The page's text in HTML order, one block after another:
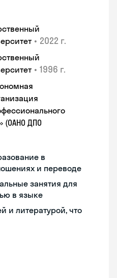
• 2022 г.
• 1996 г.
(ОАНО ДПО
в
и переводе
занятия для
в языке
и литературой, что